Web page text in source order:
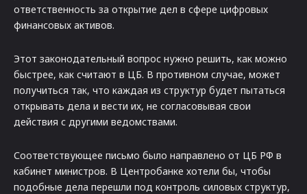
ответственность за открытие дел в сфере цифровых
финансовых активов.
Этот законодательный вопрос нужно решить, как можно
быстрее, как считают в ЦБ. В противном случае, может
получиться так, что каждая из структур будет пытаться
открывать дела и вести их, не согласовывая свои
действия с другими ведомствами.
Соответствующее письмо было направлено от ЦБ РФ в
кабинет министров. В Центробанке хотели бы, чтобы
подобные дела перешли под контроль силовых структур,